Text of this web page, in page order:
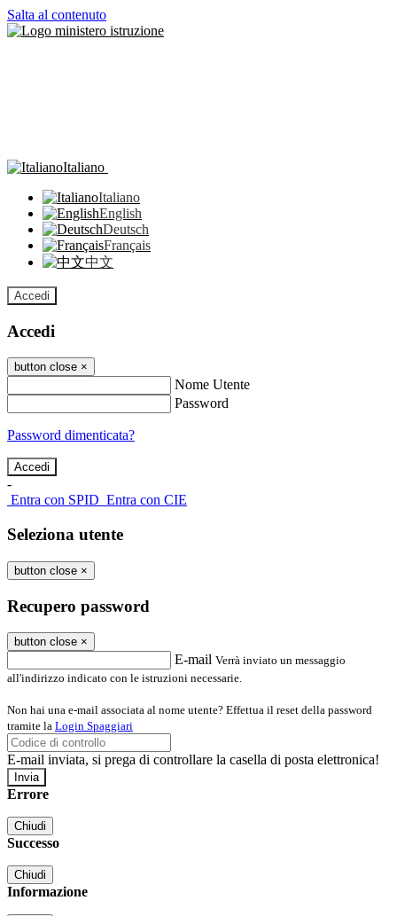
Salta al contenuto
Italiano
Italiano
English
Deutsch
Français
中文
Accedi
Accedi
button close ×
Nome Utente
Password
Password dimenticata?
-
Entra con SPID Entra con CIE
Seleziona utente
button close ×
Recupero password
button close ×
E-mail Verrà inviato un messaggio
all'indirizzo indicato con le istruzioni necessarie.
Non hai una e-mail associata al nome utente? Effettua il reset della password
tramite la Login Spaggiari
E-mail inviata, si prega di controllare la casella di posta elettronica!
Errore
Chiudi
Successo
Chiudi
Informazione